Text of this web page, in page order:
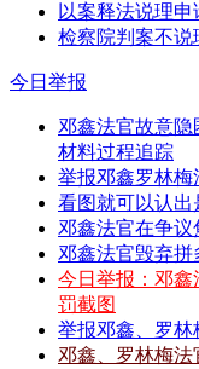
以案释法说理申
检察院判案不说
今日举报
邓鑫法官故意
材料过程追踪
举报邓鑫罗林
看图就可以认出
邓鑫法官在争议
邓鑫法官毁弃
今日举报：邓鑫
罚截图
举报邓鑫、罗
邓鑫、罗林梅法